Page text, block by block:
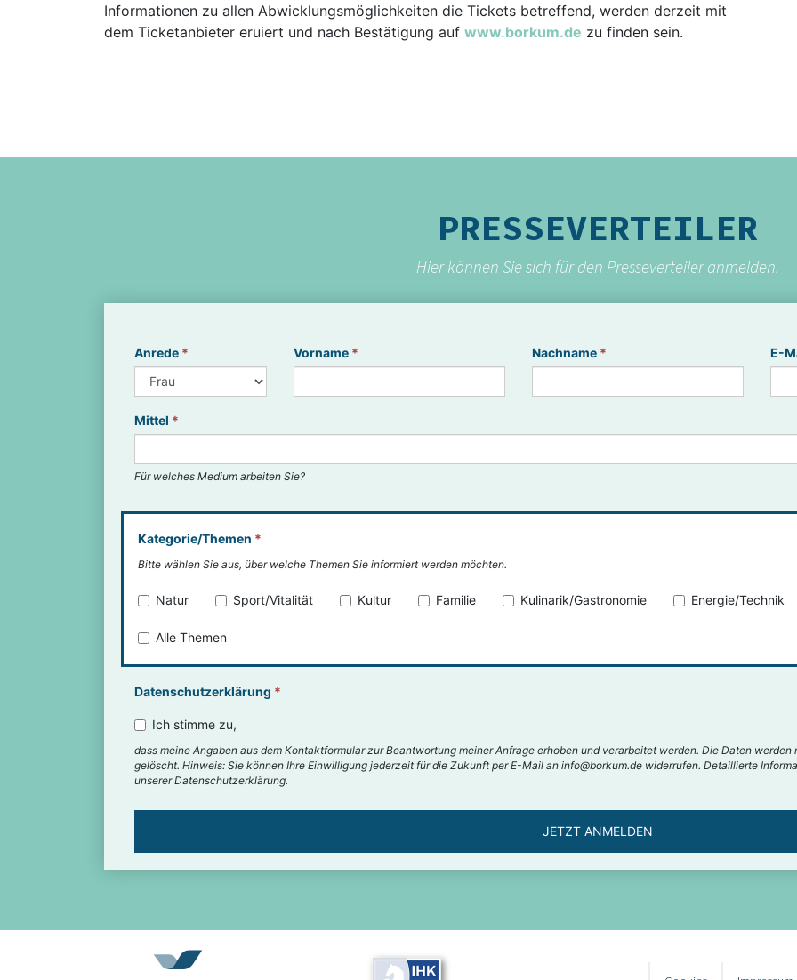
Informationen zu allen Abwicklungsmöglichkeiten die Tickets betreffend, werden derzeit mit
dem Ticketanbieter eruiert und nach Bestätigung auf www.borkum.de zu finden sein.
PRESSEVERTEILER
Hier können Sie sich für den Presseverteiler anmelden.
Anrede * Vorname * Nachname * E-
Mittel *
Für welches Medium arbeiten Sie?
Kategorie/Themen *
Bitte wählen Sie aus, über welche Themen Sie informiert werden möchten.
Natur Sport/Vitalität Kultur Familie Kulinarik/Gastronomie Energie/Technik
Alle Themen
Datenschutzerklärung *
Ich stimme zu,
dass meine Angaben aus dem Kontaktformular zur Beantwortung meiner Anfrage erhoben und verarbeitet werden. Die Daten
gelöscht. Hinweis: Sie können Ihre Einwilligung jederzeit für die Zukunft per E-Mail an info@borkum.de widerrufen. Detaillierte
unserer Datenschutzerklärung.
JETZT ANMELDEN